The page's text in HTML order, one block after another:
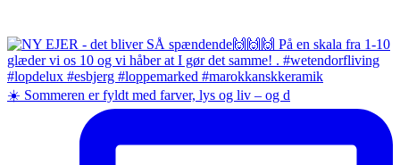
☀️ Sommeren er fyldt med farver, lys og liv – og d